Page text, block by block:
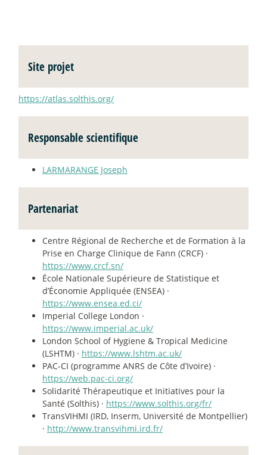
Site projet
https://atlas.solthis.org/
Responsable scientifique
LARMARANGE Joseph
Partenariat
Centre Régional de Recherche et de Formation à la
Prise en Charge Clinique de Fann (CRCF) ·
https://www.crcf.sn/
École Nationale Supérieure de Statistique et
d’Économie Appliquée (ENSEA) ·
https://www.ensea.ed.ci/
Imperial College London ·
https://www.imperial.ac.uk/
London School of Hygiene & Tropical Medicine
(LSHTM) · https://www.lshtm.ac.uk/
PAC-CI (programme ANRS de Côte d’Ivoire) ·
https://web.pac-ci.org/
Solidarité Thérapeutique et Initiatives pour la
Santé (Solthis) · https://www.solthis.org/fr/
TransVIHMI (IRD, Inserm, Université de Montpellier)
· http://www.transvihmi.ird.fr/